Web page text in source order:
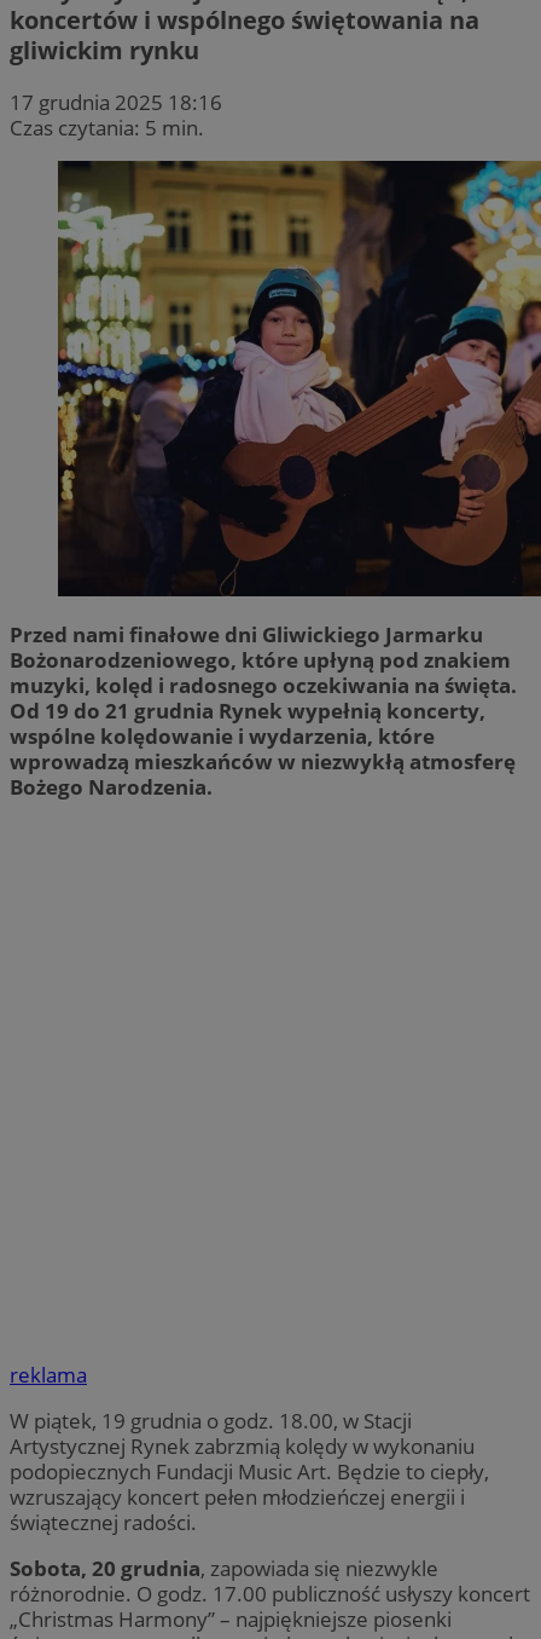
koncertów i wspólnego świętowania na
gliwickim rynku
17 grudnia 2025 18:16
Czas czytania: 5 min.
Przed nami finałowe dni Gliwickiego Jarmarku
Bożonarodzeniowego, które upłyną pod znakiem
muzyki, kolęd i radosnego oczekiwania na święta.
Od 19 do 21 grudnia Rynek wypełnią koncerty,
wspólne kolędowanie i wydarzenia, które
wprowadzą mieszkańców w niezwykłą atmosferę
Bożego Narodzenia.
reklama
W piątek, 19 grudnia o godz. 18.00, w Stacji
Artystycznej Rynek zabrzmią kolędy w wykonaniu
podopiecznych Fundacji Music Art. Będzie to ciepły,
wzruszający koncert pełen młodzieńczej energii i
świątecznej radości.
Sobota, 20 grudnia, zapowiada się niezwykle
różnorodnie. O godz. 17.00 publiczność usłyszy koncert
„Christmas Harmony” – najpiękniejsze piosenki